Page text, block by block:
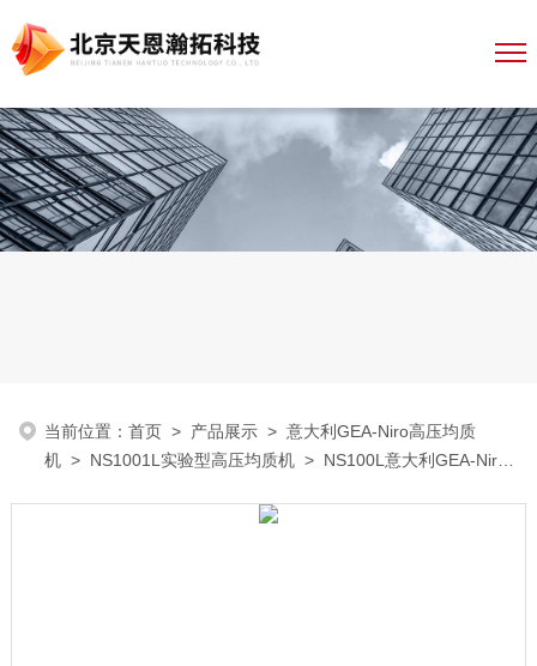
当前位置：首页 > 产品展示 >意大利GEA-Niro高压均质
机 > NS1001L实验型高压均质机 > NS100L意大利GEA-Niro